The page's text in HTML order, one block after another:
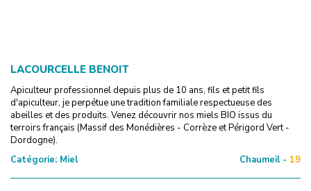
LACOURCELLE BENOIT
Apiculteur professionnel depuis plus de 10 ans, fils et petit fils
d'apiculteur, je perpétue une tradition familiale respectueuse des
abeilles et des produits. Venez découvrir nos miels BIO issus du
terroirs français (Massif des Monédières - Corrèze et Périgord Vert -
Dordogne).
Catégorie: Miel Chaumeil - 19